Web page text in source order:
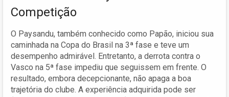
Competição
O Paysandu, também conhecido como Papão, iniciou sua
caminhada na Copa do Brasil na 3ª fase e teve um
desempenho admirável. Entretanto, a derrota contra o
Vasco na 5ª fase impediu que seguissem em frente. O
resultado, embora decepcionante, não apaga a boa
trajetória do clube. A experiência adquirida pode ser